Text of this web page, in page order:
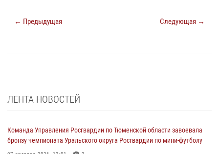
← Предыдущая Следующая →
ЛЕНТА НОВОСТЕЙ
Команда Управления Росгвардии по Тюменской области завоевала
бронзу чемпионата Уральского округа Росгвардии по мини-футболу